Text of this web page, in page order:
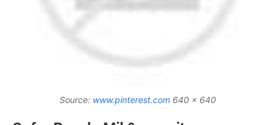
Source: www.pinterest.com640 x 640